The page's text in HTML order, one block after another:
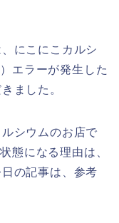
にこにこカルシ
エラーが発生した
ました。
シウムのお店で
態になる理由は、
の記事は、参考